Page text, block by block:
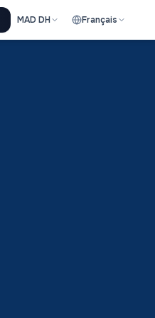
MAD DH Français